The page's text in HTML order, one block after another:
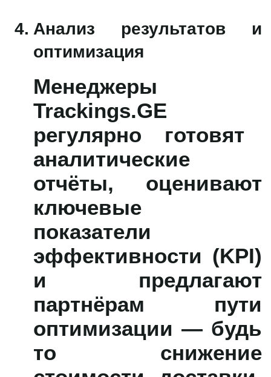
Анализ результатов и
оптимизация
Менеджеры
Trackings.GE
регулярно готовят
аналитические
отчёты, оценивают
ключевые
показатели
эффективности (KPI)
и предлагают
партнёрам пути
оптимизации — будь
то снижение